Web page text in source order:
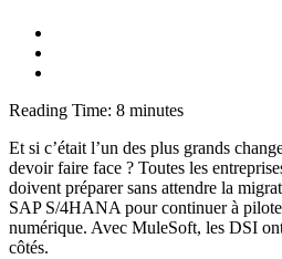
Reading Time: 8 minutes
Et si c’était l’un des plus grands
devoir faire face ? Toutes les
doivent préparer sans attendre la
SAP S/4HANA pour continuer à
numérique. Avec MuleSoft, les DSI
côtés.